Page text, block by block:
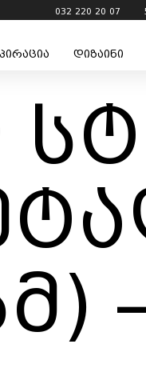
032 220 20 07
დიზაინი